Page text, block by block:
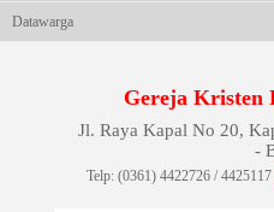
Datawarga
Gereja Kristen
Jl. Raya Kapal No 20,
-
Telp: (0361) 4422726 / 4425117